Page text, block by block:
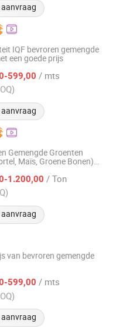
IQF bevroren gemengde
een goede prijs
599,00 / mts
Ltd.
2019
Gemengde Groenten
Maïs, Groene Bonen)
1.200,00 / Ton
Technology Co.,
2026
van bevroren gemengde
599,00 / mts
Ltd.
2019